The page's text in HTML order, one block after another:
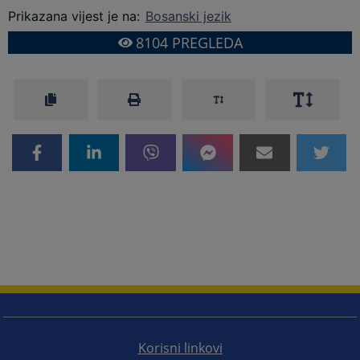
Prikazana vijest je na: Bosanski jezik
8104PREGLEDA
Korisni linkovi